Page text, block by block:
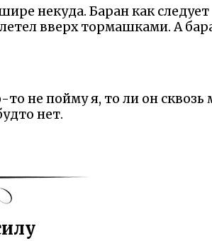
некуда. Баран как следует
вверх тормашками. А
то не пойму я, то ли он сквозь
нет.